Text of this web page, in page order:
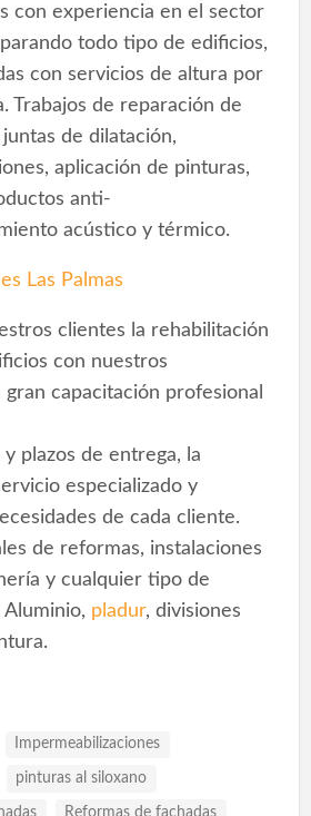
con experiencia en el sector
todo tipo de edificios,
con servicios de altura por
Trabajos de reparación de
de dilatación,
aplicación de pinturas,
anti-
acústico y térmico.
Las Palmas
clientes la rehabilitación
con nuestros
capacitación profesional
plazos de entrega, la
especializado y
de cada cliente.
de reformas, instalaciones
y cualquier tipo de
pladur, divisiones
Impermeabilizaciones
pinturas al siloxano
Reformas de fachadas